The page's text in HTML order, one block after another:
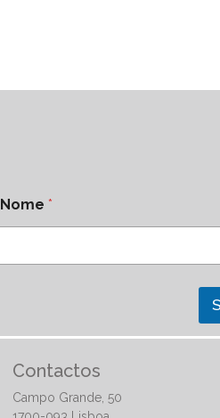
Nome *
Contactos
Campo Grande, 50